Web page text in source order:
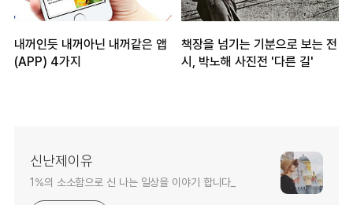
내꺼인듯 내꺼아닌 내꺼같은 앱
(APP) 4가지
책장을 넘기는 기분으로 보는 전
시, 박노해 사진전 '다른 길'
신난제이유
1%의 소소함으로 신 나는 일상을 이야기 합니다_